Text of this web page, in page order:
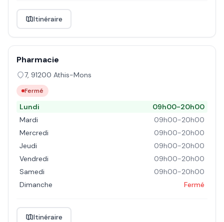
Itinéraire
Pharmacie
7, 91200 Athis-Mons
Fermé
Lundi
09h00-20h00
Mardi
09h00-20h00
Mercredi
09h00-20h00
Jeudi
09h00-20h00
Vendredi
09h00-20h00
Samedi
09h00-20h00
Dimanche
Fermé
Itinéraire